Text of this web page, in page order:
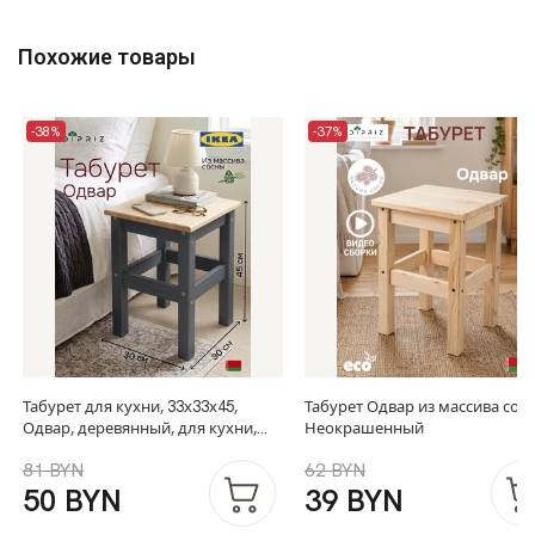
Похожие товары
-38%
Табурет для кухни, 33х33х45,
Одвар, деревянный, для кухни,
81 BYN
50 BYN
-37%
Табурет Одвар из массива
Неокрашенный
62 BYN
39 BYN